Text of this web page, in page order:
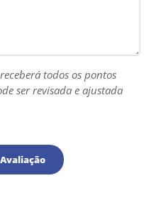
todos os pontos
ser revisada e ajustada